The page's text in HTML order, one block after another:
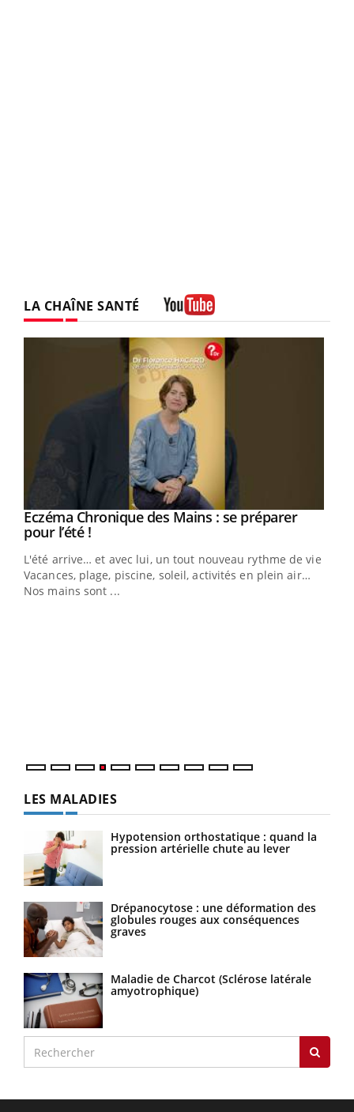
LA CHAÎNE SANTÉ
Youtube
Eczéma Chronique des Mains : se préparer
pour l’été !Youtube
L'été arrive… et avec lui, un tout nouveau rythme de vie !
Vacances, plage, piscine, soleil, activités en plein air…
Nos mains sont ...
LES MALADIES
Hypotension orthostatique : quand la
pression artérielle chute au lever
Drépanocytose : une déformation des
globules rouges aux conséquences
graves
Maladie de Charcot (Sclérose latérale
amyotrophique)